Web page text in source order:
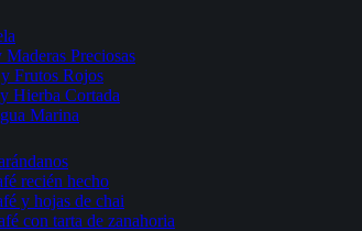
Preciosas
Frutos Rojos
Hierba Cortada
Marina
recién hecho
y hojas de chai
con tarta de zanahoria